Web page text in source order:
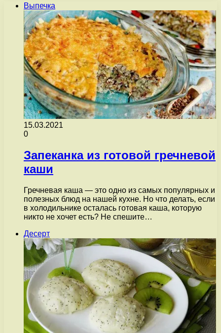
Выпечка
15.03.2021
0
Запеканка из готовой гречневой
каши
Гречневая каша — это одно из самых популярных и
полезных блюд на нашей кухне. Но что делать, если
в холодильнике осталась готовая каша, которую
никто не хочет есть? Не спешите…
Десерт